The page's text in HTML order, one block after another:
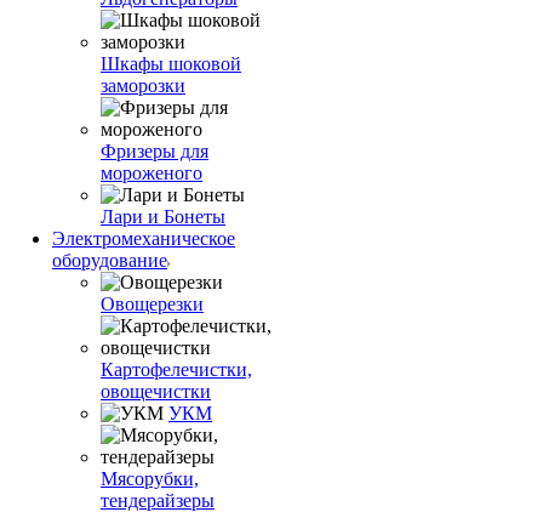
Шкафы шоковой
заморозки
Фризеры для
мороженого
Лари и Бонеты
Электромеханическое
оборудование
Овощерезки
Картофелечистки,
овощечистки
УКМ
Мясорубки,
тендерайзеры